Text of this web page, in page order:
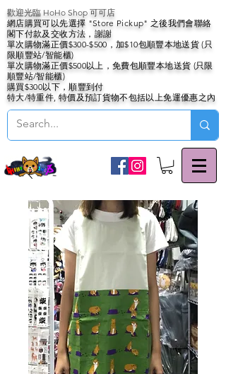
歡迎光臨 HoHo Shop 可可店
網店購買可以先選擇 "Store Pickup" 之後我們會聯絡
閣下付款及交收方法，謝謝
單次購物滿正價$300-$500，加$10包順豐本地送貨 (只
限順豐站/智能櫃)
單次購物滿正價$500以上，免費包順豐本地送貨 (只限
順豐站/智能櫃)
購買$300以下，順豐到付
特大/特重件, 特價及預訂貨物不包括以上免運優惠之內